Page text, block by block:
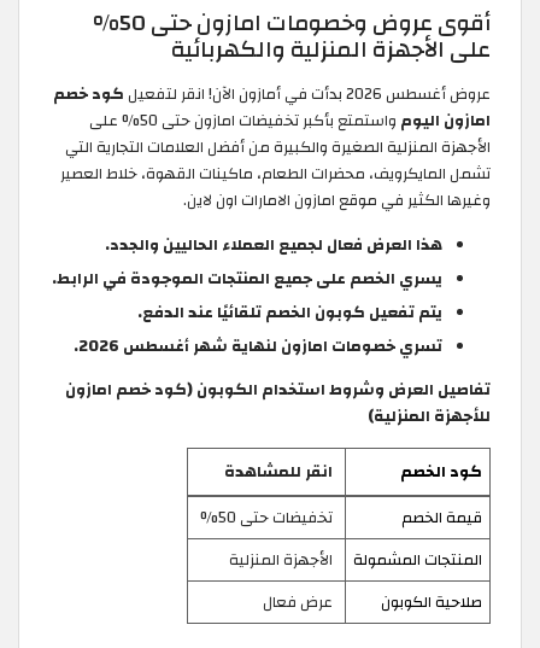
أقوى عروض وخصومات امازون حتى 50%
على الأجهزة المنزلية والكهربائية
عروض أغسطس 2026 بدأت في أمازون الآن! انقر لتفعيل
كود خصم
امازون اليوم
واستمتع بأكبر تخفيضات امازون حتى 50% على
الأجهزة المنزلية الصغيرة والكبيرة من أفضل العلامات التجارية التي
تشمل المايكرويف، محضرات الطعام، ماكينات القهوة، خلاط العصير
وغيرها الكثير في موقع امازون الامارات اون لاين.
هذا العرض فعال لجميع العملاء الحاليين والجدد.
يسري الخصم على جميع المنتجات الموجودة في الرابط.
يتم تفعيل كوبون الخصم تلقائيًا عند الدفع.
تسري خصومات امازون لنهاية شهر أغسطس 2026.
تفاصيل العرض وشروط استخدام الكوبون (كود خصم امازون
للأجهزة المنزلية)
كود الخصم
انقر للمشاهدة
قيمة الخصم
تخفيضات حتى 50%
المنتجات المشمولة
الأجهزة المنزلية
صلاحية الكوبون
عرض فعال